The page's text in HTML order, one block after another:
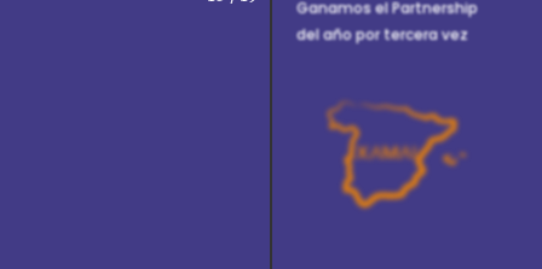
Ganamos el Partnership
del año por tercera vez